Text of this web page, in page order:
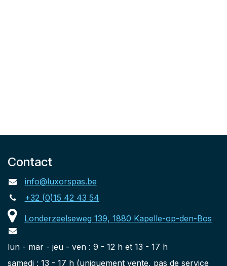
Contact
info@luxorspas.be
+32 (0)15 42 43 54
Londerzeelseweg 139, 1880 Kapelle-op-den-Bos
lun - mar - jeu - ven : 9 - 12 h et 13 - 17 h
samedi : 13 - 17 h (uniquement vente, pas de service